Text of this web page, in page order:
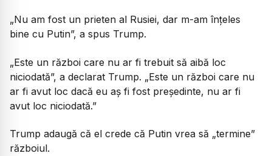
„Nu am fost un prieten al Rusiei, dar m-am înțeles
bine cu Putin”, a spus Trump.
„Este un război care nu ar fi trebuit să aibă loc
niciodată”, a declarat Trump. „Este un război care nu
ar fi avut loc dacă eu aș fi fost președinte, nu ar fi
avut loc niciodată.”
Trump adaugă că el crede că Putin vrea să „termine”
războiul.